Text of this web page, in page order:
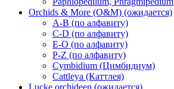
Orchids & More (O&M) (ожидается)
A-B (по алфавиту)
C-D (по алфавиту)
E-O (по алфавиту)
P-Z (по алфавиту)
Cymbidium (Цимбидиум)
Cattleya (Каттлея)